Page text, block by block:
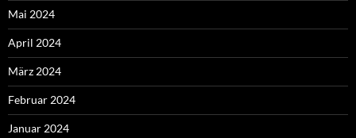
Mai 2024
April 2024
März 2024
Februar 2024
Januar 2024